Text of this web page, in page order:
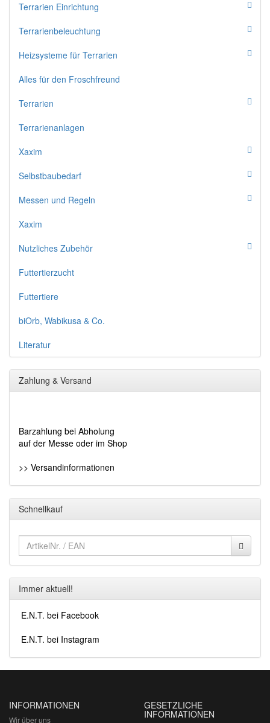
Terrarien Einrichtung
Terrarienbeleuchtung
Heizsysteme für Terrarien
Alles für den Froschfreund
Terrarien
Terrarienanlagen
Xaxim
Selbstbaubedarf
Messen und Regeln
Xaxim
Nutzliches Zubehör
Futtertierzucht
Futtertiere
biOrb, Wabikusa & Co.
Literatur
Zahlung & Versand
Barzahlung bei Abholung
auf der Messe oder im Shop
>> Versandinformationen
Schnellkauf
Immer aktuell!
E.N.T. bei Facebook
E.N.T. bei Instagram
INFORMATIONEN
Wir über uns
GESETZLICHE
INFORMATIONEN